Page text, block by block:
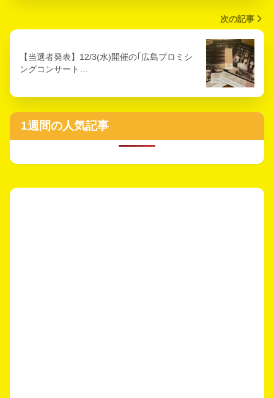
次の記事
【当選者発表】12/3(水)開催の｢広島プロミシ
ングコンサート…
1週間の人気記事